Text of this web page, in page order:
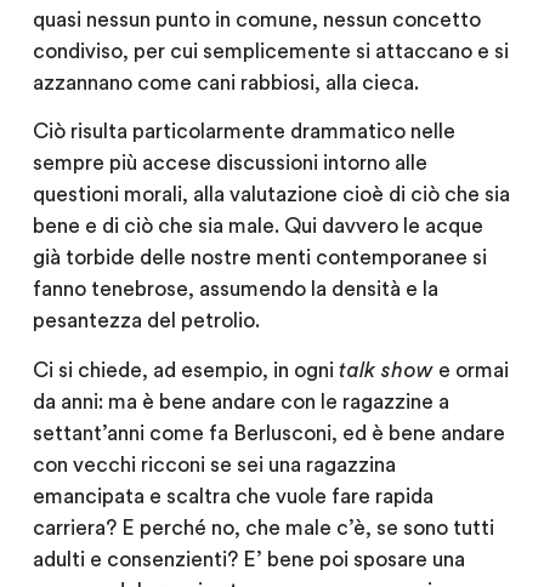
quasi nessun punto in comune, nessun concetto
condiviso, per cui semplicemente si attaccano e si
azzannano come cani rabbiosi, alla cieca.
Ciò risulta particolarmente drammatico nelle
sempre più accese discussioni intorno alle
questioni morali, alla valutazione cioè di ciò che sia
bene e di ciò che sia male. Qui davvero le acque
già torbide delle nostre menti contemporanee si
fanno tenebrose, assumendo la densità e la
pesantezza del petrolio.
Ci si chiede, ad esempio, in ogni talk showe ormai
da anni: ma è bene andare con le ragazzine a
settant’anni come fa Berlusconi, ed è bene andare
con vecchi ricconi se sei una ragazzina
emancipata e scaltra che vuole fare rapida
carriera? E perché no, che male c’è, se sono tutti
adulti e consenzienti? E’ bene poi sposare una